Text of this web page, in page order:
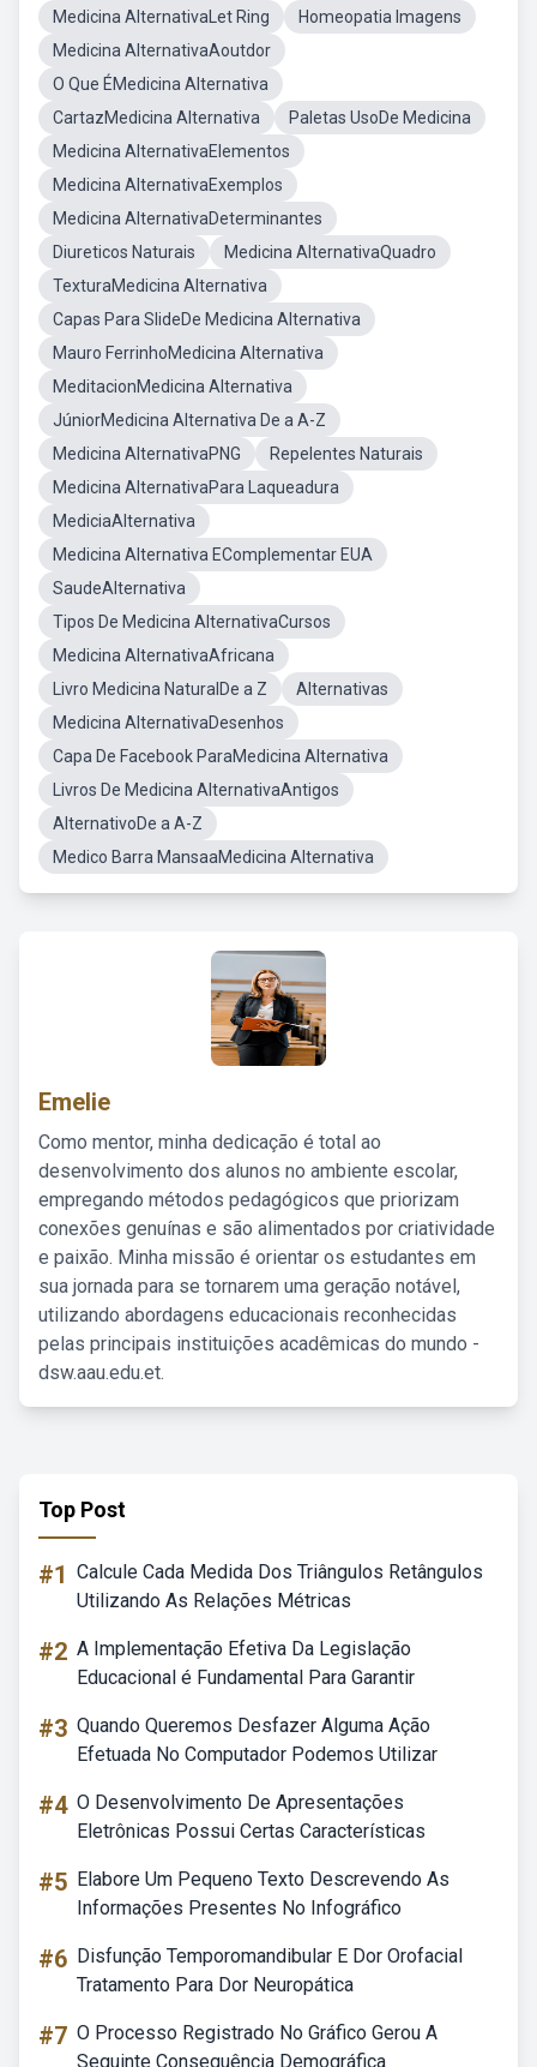
Medicina AlternativaLet Ring
Homeopatia Imagens
Medicina AlternativaAoutdor
O Que ÉMedicina Alternativa
CartazMedicina Alternativa
Paletas UsoDe Medicina
Medicina AlternativaElementos
Medicina AlternativaExemplos
Medicina AlternativaDeterminantes
Diureticos Naturais
Medicina AlternativaQuadro
TexturaMedicina Alternativa
Capas Para SlideDe Medicina Alternativa
Mauro FerrinhoMedicina Alternativa
MeditacionMedicina Alternativa
JúniorMedicina Alternativa De a A-Z
Medicina AlternativaPNG
Repelentes Naturais
Medicina AlternativaPara Laqueadura
MediciaAlternativa
Medicina Alternativa EComplementar EUA
SaudeAlternativa
Tipos De Medicina AlternativaCursos
Medicina AlternativaAfricana
Livro Medicina NaturalDe a Z
Alternativas
Medicina AlternativaDesenhos
Capa De Facebook ParaMedicina Alternativa
Livros De Medicina AlternativaAntigos
AlternativoDe a A-Z
Medico Barra MansaaMedicina Alternativa
Emelie
Como mentor, minha dedicação é total ao
desenvolvimento dos alunos no ambiente escolar,
empregando métodos pedagógicos que priorizam
conexões genuínas e são alimentados por criatividade
e paixão. Minha missão é orientar os estudantes em
sua jornada para se tornarem uma geração notável,
utilizando abordagens educacionais reconhecidas
pelas principais instituições acadêmicas do mundo -
dsw.aau.edu.et.
Top Post
#1 Calcule Cada Medida Dos Triângulos Retângulos
Utilizando As Relações Métricas
#2 A Implementação Efetiva Da Legislação
Educacional é Fundamental Para Garantir
#3 Quando Queremos Desfazer Alguma Ação
Efetuada No Computador Podemos Utilizar
#4 O Desenvolvimento De Apresentações
Eletrônicas Possui Certas Características
#5 Elabore Um Pequeno Texto Descrevendo As
Informações Presentes No Infográfico
#6 Disfunção Temporomandibular E Dor Orofacial
Tratamento Para Dor Neuropática
#7 O Processo Registrado No Gráfico Gerou A
Seguinte Consequência Demográfica